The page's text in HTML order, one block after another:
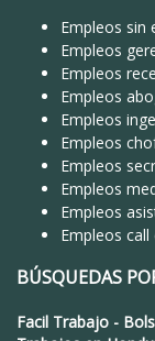
Empleos sin
Empleos
Empleos
Empleos
Empleos
Empleos
Empleos
Empleos
Empleos
Empleos
BÚSQUEDAS
Facil Trabajo -